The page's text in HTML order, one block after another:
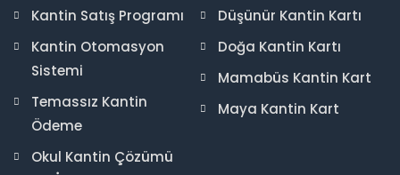
Kantin Satış Programı
Kantin Otomasyon
Sistemi
Temassız Kantin
Ödeme
Okul Kantin Çözümü
Düşünür Kantin Kartı
Doğa Kantin Kartı
Mamabüs Kantin Kart
Maya Kantin Kart